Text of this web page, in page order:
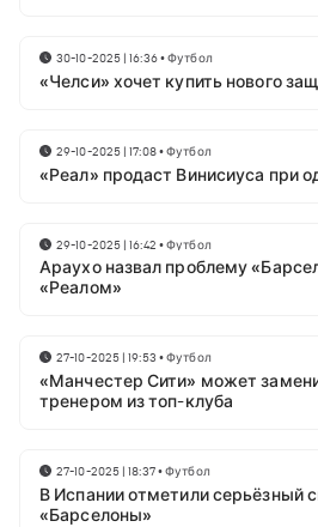
30-10-2025 | 16:36•Футбол
«Челси» хочет купить нового
29-10-2025 | 17:08•Футбол
«Реал» продаст Винисиуса при
29-10-2025 | 16:42 •Футбол
Араухо назвал проблему
«Реалом»
27-10-2025 | 19:53 •Футбол
«Манчестер Сити» может
тренером из топ-клуба
27-10-2025 | 18:37•Футбол
В Испании отметили серьёзный
«Барселоны»